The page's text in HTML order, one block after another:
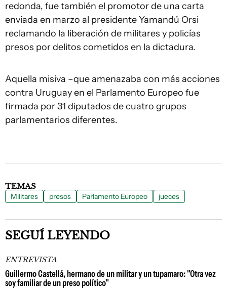
redonda, fue también el promotor de una carta
enviada en marzo al presidente Yamandú Orsi
reclamando la liberación de militares y policías
presos por delitos cometidos en la dictadura.
Aquella misiva –que amenazaba con más acciones
contra Uruguay en el Parlamento Europeo fue
firmada por 31 diputados de cuatro grupos
parlamentarios diferentes.
TEMAS
Militares presos Parlamento Europeo jueces
SEGUÍ LEYENDO
ENTREVISTA
Guillermo Castellá, hermano de un militar y un tupamaro: "Otra vez
soy familiar de un preso político"